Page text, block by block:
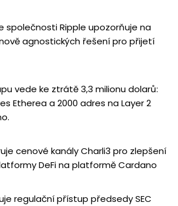
společnosti Ripple upozorňuje na
agnostických řešení pro přijetí
vede ke ztrátě 3,3 milionu dolarů:
Etherea a 2000 adres na Layer 2
cenové kanály Charli3 pro zlepšení
DeFi na platformě Cardano
regulační přístup předsedy SEC